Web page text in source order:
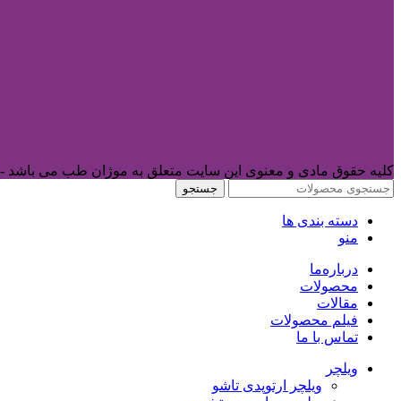
کلیه حقوق مادی و معنوی این سایت متعلق به موژان طب می باشد -
جستجو
دسته بندی ها
منو
درباره‌ما
محصولات
مقالات
فیلم محصولات
تماس با ما
ویلچر
ویلچر ارتوپدی تاشو